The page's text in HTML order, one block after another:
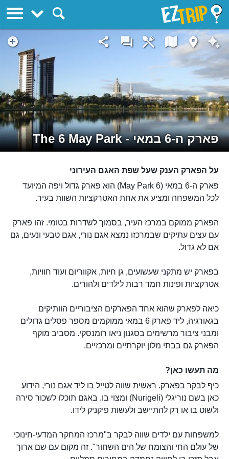
פארק ה-6 במאי - The 6 May Park
על הפארק הענק שעל שפת האגם העירוני
פארק ה-6 במאי (6 May Park) הוא פארק גדול ויפה המיועד
לכל המשפחה ומציע את אחת האטרקציות השוות בעיר.
הפארק ממוקם במרכז העיר, בסמוך לשדרות בטומי. זהו פארק
עם עצים עתיקים שבמרכזו נמצא אגם נורי, אגם טבעי ונעים, גם
אם לא גדול.
בפארק יש מתקני שעשועים, גן חיות, אקווריום ועוד חוויות,
אטרקציות ופינות חמד רבות לילדים ולהורים.
כיאה לפארק שהוא אחד הפארקים הציבוריים הוותיקים
בגאורגיה, ליד פארק 6 במאי ממוקמים מספר פסלים גדולים
ומבני ציבור מרשימים בסגנון ניאו רומנסקי. מסביב מוקף
הפארק גם בבתי מלון יוקרתיים ומרכזיים.
מה תעשו כאן?
כיף לבקר בפארק. ראשית שווה לטייל בו ליד אגם נורי, הידוע
כאן בשם נוריגלי (Nurigeli) ומצוי בו. באגם תוכלו לשכור סירה
ולשוט בו או רק להתיישב ולעשות פיקניק לידו.
למשפחות עם ילדים שווה לבקר ב"מרכז המחקר המדעי-חינוכי
של עולם החי והצומח של הים השחור". זה מקום עם שם ארוך
EZTrip